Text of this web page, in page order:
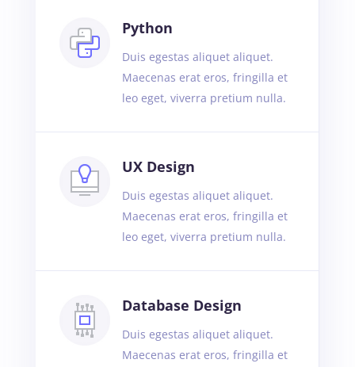
Python
Duis egestas aliquet aliquet.
Maecenas erat eros, fringilla et
leo eget, viverra pretium nulla.
UX Design
Duis egestas aliquet aliquet.
Maecenas erat eros, fringilla et
leo eget, viverra pretium nulla.
Database Design
Duis egestas aliquet aliquet.
Maecenas erat eros, fringilla et